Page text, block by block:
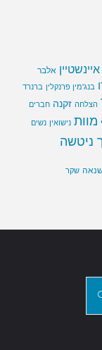
אלבר
בנג'מין פרנקלין ברנרד
הצלחה זקנה חברים
מוות נישואין נשים
ניטשה
שקר